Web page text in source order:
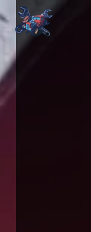
Panneau de gestion des cookies